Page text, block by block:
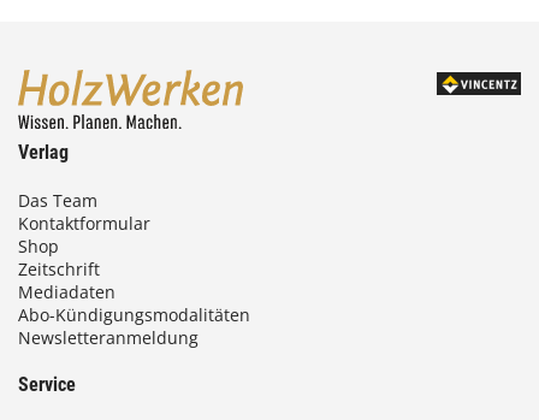
Verlag
Das Team
Kontaktformular
Shop
Zeitschrift
Mediadaten
Abo-Kündigungsmodalitäten
Newsletteranmeldung
Service